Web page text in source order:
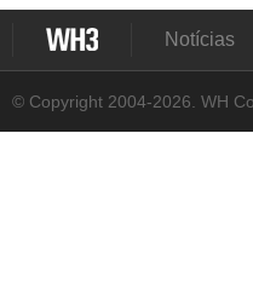
Notícias
© Copyright 2004-2026. WH